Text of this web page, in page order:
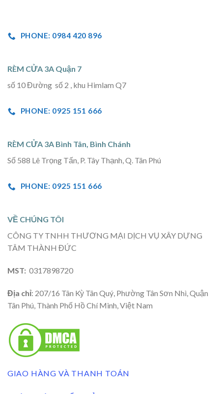
PHONE: 0984 420 896
RÈM CỬA 3A Quận 7
số 10 Đường số 2 , khu Himlam Q7
PHONE: 0925 151 666
RÈM CỬA 3A Bình Tân, Bình Chánh
Số 588 Lê Trọng Tấn, P. Tây Thạnh, Q. Tân Phú
PHONE: 0925 151 666
VỀ CHÚNG TÔI
CÔNG TY TNHH THƯƠNG MẠI DỊCH VỤ XÂY DỰNG
TÂM THÀNH ĐỨC
MST: 0317898720
Địa chỉ: 207/16 Tân Kỳ Tân Quý, Phường Tân Sơn Nhì, Quận
Tân Phú, Thành Phố Hồ Chí Minh, Việt Nam
GIAO HÀNG VÀ THANH TOÁN